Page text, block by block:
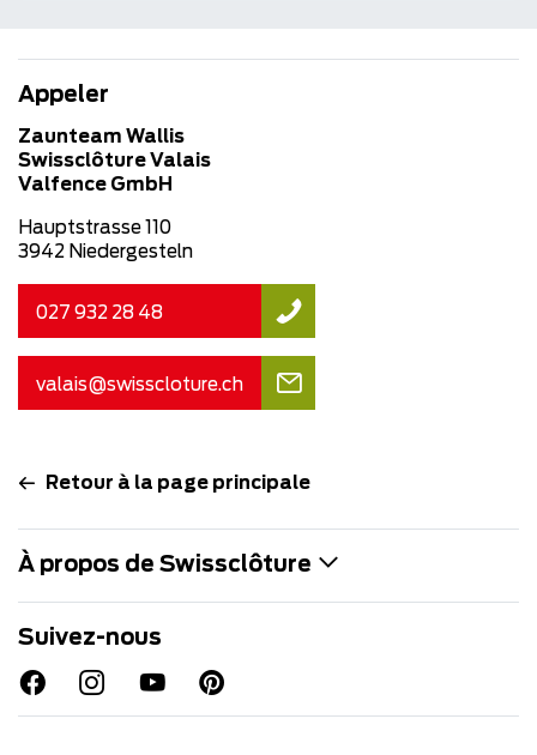
Appeler
Zaunteam Wallis
Swissclôture Valais
Valfence GmbH
Hauptstrasse 110
3942 Niedergesteln
027 932 28 48
valais@swisscloture.ch
Retour à la page principale
À propos de Swissclôture
Suivez-nous